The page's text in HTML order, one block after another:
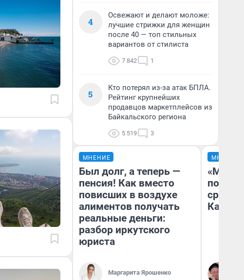
4
Освежают и делают моложе:
лучшие стрижки для женщин
после 40 — топ стильных
вариантов от стилиста
7 842 1
5
Кто потерял из-за атак БПЛА.
Рейтинг крупнейших
продавцов маркетплейсов из
Байкальского региона
5 519 3
МНЕНИЕ
Был долг, а теперь —
пенсия! Как вместо
повисших в воздухе
алиментов получать
реальные деньги:
разбор иркутского
юриста
Маргарита Ярошенко
МНЕНИЕ